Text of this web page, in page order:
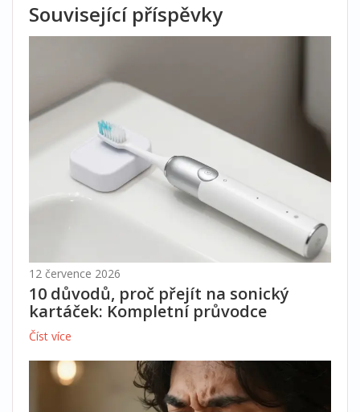
Související příspěvky
12 července 2026
10 důvodů, proč přejít na sonický
kartáček: Kompletní průvodce
Číst více